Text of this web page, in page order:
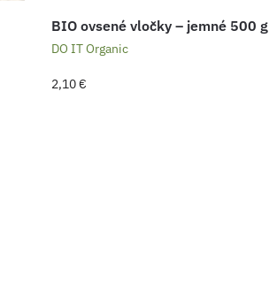
BIO ovsené vločky – jemné 500 g
DO IT Organic
2,10€